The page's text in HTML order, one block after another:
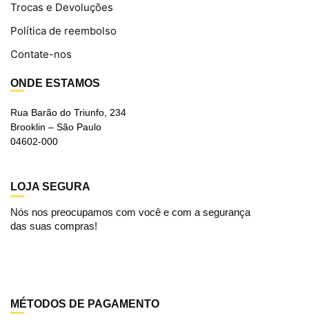
Trocas e Devoluções
Política de reembolso
Contate-nos
ONDE ESTAMOS
Rua Barão do Triunfo, 234
Brooklin – São Paulo
04602-000
LOJA SEGURA
Nós nos preocupamos com você e com a segurança
das suas compras!
MÉTODOS DE PAGAMENTO